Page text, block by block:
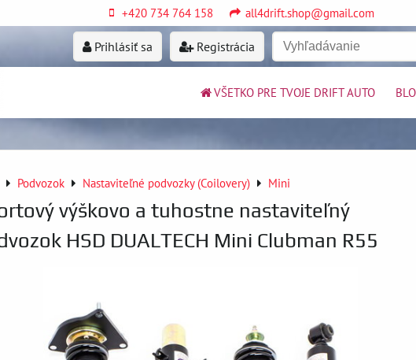
+420 734 764 158 all4drift.shop@gmail.com
Prihlásiť sa Registrácia
VŠETKO PRE TVOJE DRIFT AUTO
Podvozok Nastaviteľné podvozky (Coilovery) Mini
výškovo a tuhostne nastaviteľný
HSD DUALTECH Mini Clubman R55